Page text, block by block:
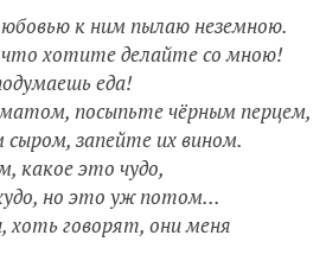
к ним пылаю неземною.
хотите делайте со мною!
еда!
посыпьте чёрным перцем,
запейте их вином.
какое это чудо,
но это уж потом...
говорят, они меня